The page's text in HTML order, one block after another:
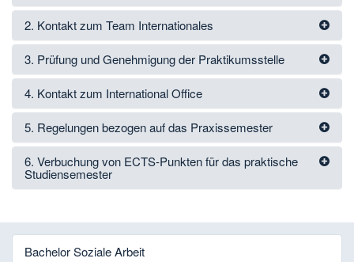
2. Kontakt zum Team Internationales
3. Prüfung und Genehmigung der Praktikumsstelle
4. Kontakt zum International Office
5. Regelungen bezogen auf das Praxissemester
6. Verbuchung von ECTS-Punkten für das praktische
Studiensemester
Bachelor Soziale Arbeit